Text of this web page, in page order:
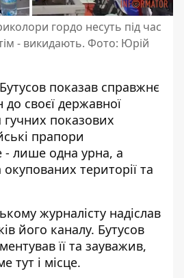
гордо несуть під час
- викидають. Фото: Юрій
показав справжнє
до своєї державної
гучних показових
прапори
- лише одна урна, а
території та
журналісту надіслав
його каналу. Бутусов
її та зауважив,
тут і місце.